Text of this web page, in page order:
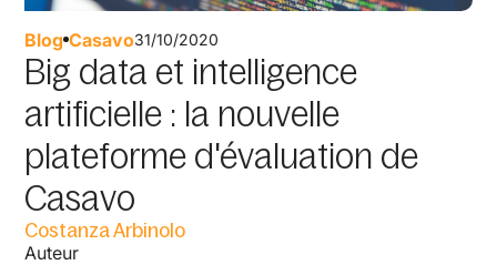
Blog Casavo31/10/2020
Big data et intelligence
artificielle : la nouvelle
plateforme d'évaluation de
Casavo
Costanza Arbinolo
Auteur